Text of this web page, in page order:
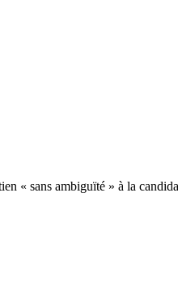
« sans ambiguïté » à la